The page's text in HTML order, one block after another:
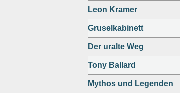
Leon Kramer
Gruselkabinett
Der uralte Weg
Tony Ballard
Mythos und Legenden